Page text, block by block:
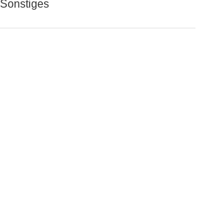
Sonstiges